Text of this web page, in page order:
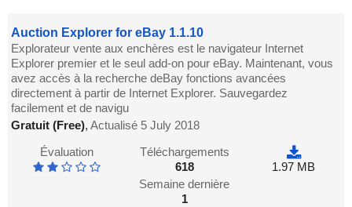
Auction Explorer for eBay 1.1.10
Explorateur vente aux enchères est le navigateur Internet
Explorer premier et le seul add-on pour eBay. Maintenant, vous
avez accès à la recherche deBay fonctions avancées
directement à partir de Internet Explorer. Sauvegardez
facilement et de navigu
Gratuit (Free),Actualisé 5 July 2018
Évaluation
Téléchargements
618
Semaine dernière
1
1.97 MB